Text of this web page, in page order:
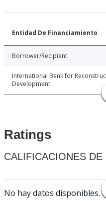
Entidad De Financiamiento
Borrower/Recipient
International Bank for
Development
Ratings
CALIFICACIONES DE
No hay datos disponibles.